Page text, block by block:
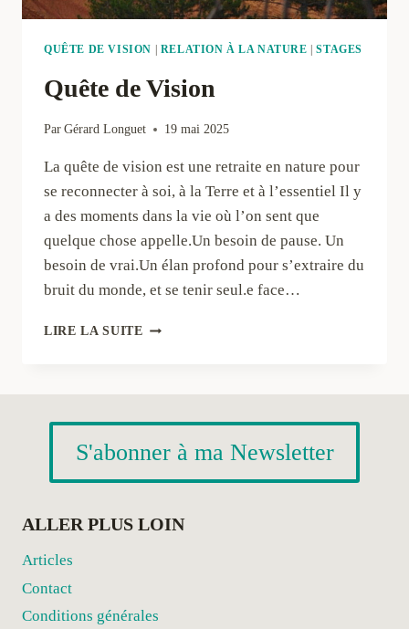
QUÊTE DE VISION RELATION À LA NATURE |STAGES
Quête de Vision
Par Gérard Longuet 19 mai 2025
La quête de vision est une retraite en nature pour
se reconnecter à soi, à la Terre et à l’essentiel Il y
a des moments dans la vie où l’on sent que
quelque chose appelle.Un besoin de pause. Un
besoin de vrai.Un élan profond pour s’extraire du
bruit du monde, et se tenir seul.e face…
LIRE LA SUITE QUÊTE
S'abonner à ma Newsletter
ALLER PLUS LOIN
Articles
Contact
Conditions générales